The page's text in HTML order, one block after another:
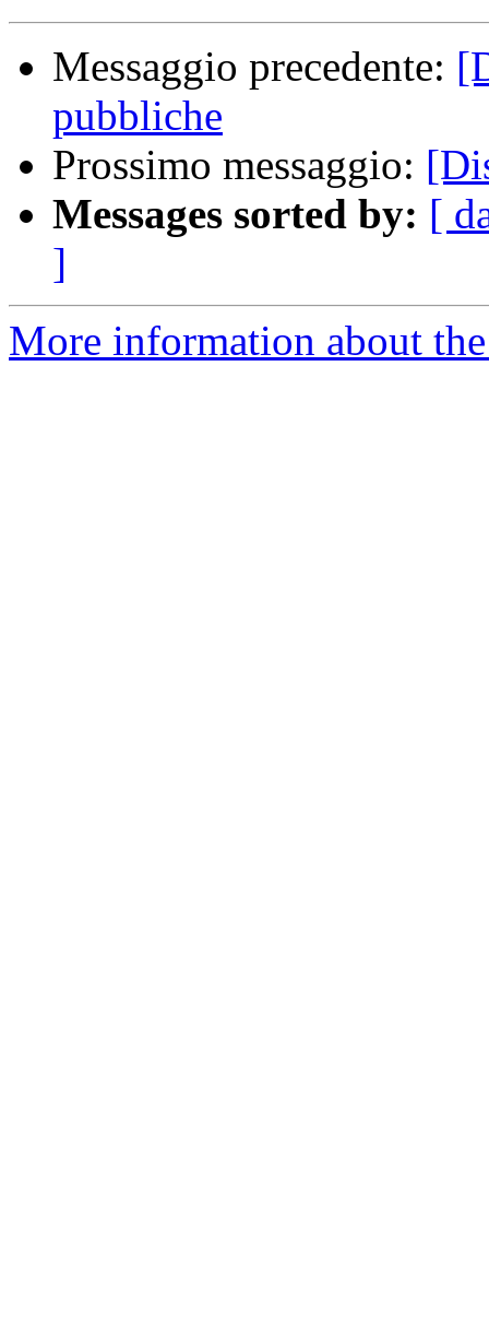
Messaggio precedente:
pubbliche
Prossimo messaggio:
Messages sorted by: [
]
More information about